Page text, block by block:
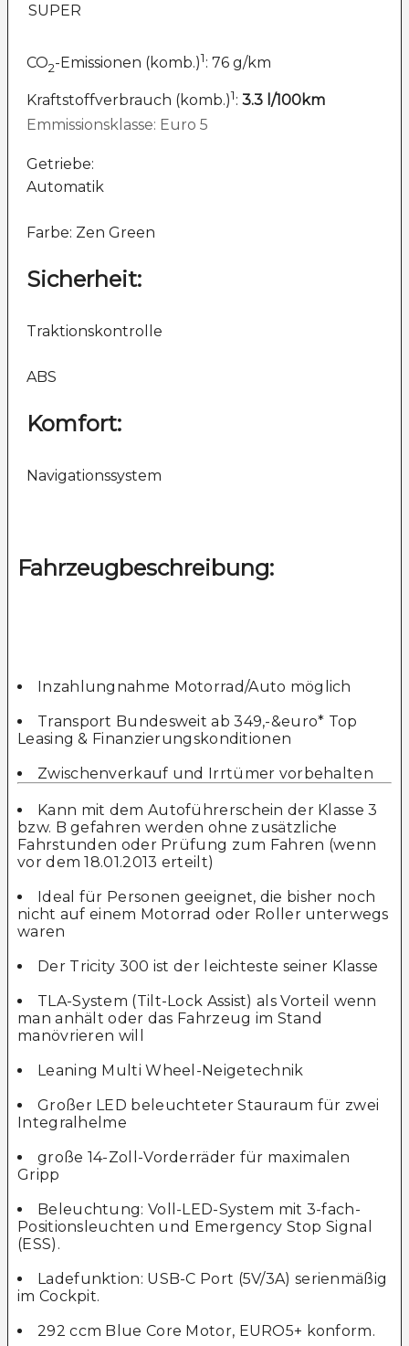
SUPER
CO2-Emissionen (komb.)1: 76 g/km
Kraftstoffverbrauch (komb.)1: 3.3 l/100km
Emmissionsklasse: Euro 5
Getriebe:
Automatik
Farbe: Zen Green
Sicherheit:
Traktionskontrolle
ABS
Komfort:
Navigationssystem
Fahrzeugbeschreibung:
Inzahlungnahme Motorrad/Auto möglich
Transport Bundesweit ab 349,-&euro* Top
Leasing & Finanzierungskonditionen
Zwischenverkauf und Irrtümer vorbehalten
Kann mit dem Autoführerschein der Klasse 3
bzw. B gefahren werden ohne zusätzliche
Fahrstunden oder Prüfung zum Fahren (wenn
vor dem 18.01.2013 erteilt)
Ideal für Personen geeignet, die bisher noch
nicht auf einem Motorrad oder Roller unterwegs
waren
Der Tricity 300 ist der leichteste seiner Klasse
TLA-System (Tilt-Lock Assist) als Vorteil wenn
man anhält oder das Fahrzeug im Stand
manövrieren will
Leaning Multi Wheel-Neigetechnik
Großer LED beleuchteter Stauraum für zwei
Integralhelme
große 14-Zoll-Vorderräder für maximalen
Gripp
Beleuchtung: Voll-LED-System mit 3-fach-
Positionsleuchten und Emergency Stop Signal
(ESS).
Ladefunktion: USB-C Port (5V/3A) serienmäßig
im Cockpit.
292 ccm Blue Core Motor, EURO5+ konform.